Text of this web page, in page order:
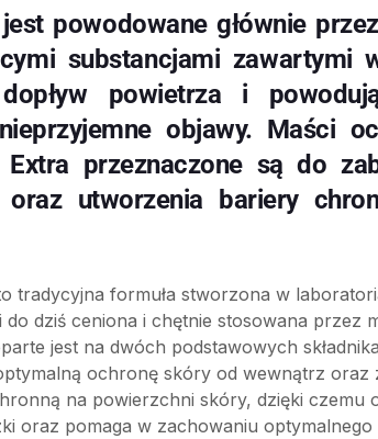
powodowane głównie
substancjami zawartymi
powietrza i
objawy. Maści
przeznaczone są do
utworzenia bariery
tradycyjna formuła stworzona w
dziś ceniona i chętnie stosowana przez
jest na dwóch podstawowych
ochronę skóry od wewnątrz oraz
na powierzchni skóry, dzięki czemu
oraz pomaga w zachowaniu